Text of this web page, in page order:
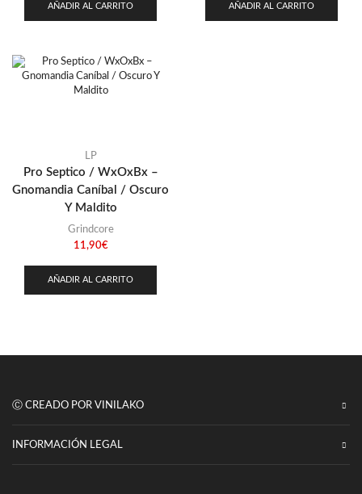
AÑADIR AL CARRITO AÑADIR AL CARRITO
LP
Pro Septico / WxOxBx –
Gnomandia Caníbal / Oscuro
Y Maldito
Grindcore
11,90€
AÑADIR AL CARRITO
Ⓒ CREADO POR VINILAKO
INFORMACIÓN LEGAL